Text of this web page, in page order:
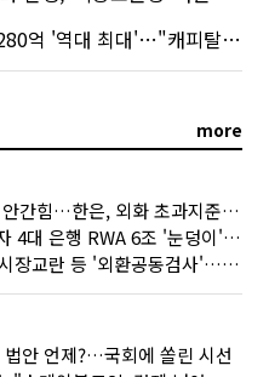
최대'…"캐피탈, 자산 1조원 이상"
more
'달러 붙잡기' 안간힘…한은, 외화 초과지준에 이자 6개월 더
환율 14원 뛰자 4대 은행 RWA 6조 '눈덩이'…2배 뛴 2분기는?
한은·금감원, 시장교란 등 '외환공동검사'…환율 급등 전방위 대응
법안 언제?…국회에 쏠린 시선